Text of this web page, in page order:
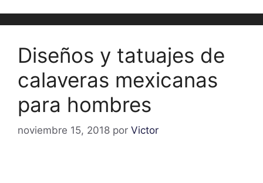
Diseños y tatuajes de
calaveras mexicanas
para hombres
noviembre 15, 2018 por Victor